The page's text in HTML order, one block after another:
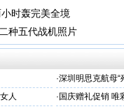
时轰完美全境
种五代战机照片
·深圳明思克航母“
人 · 国庆赠礼促销 唯